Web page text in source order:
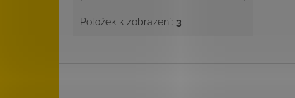
Položek k zobrazení: 3